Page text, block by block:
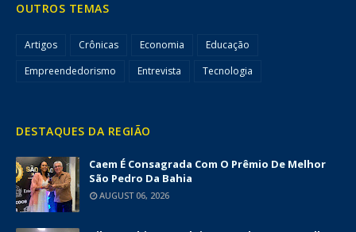
OUTROS TEMAS
Artigos Crônicas Economia
Educação
Empreendedorismo
Entrevista Tecnologia
DESTAQUES DA REGIÃO
Caem É Consagrada Com O Prêmio De Melhor
São Pedro Da Bahia
AUGUST 06, 2026